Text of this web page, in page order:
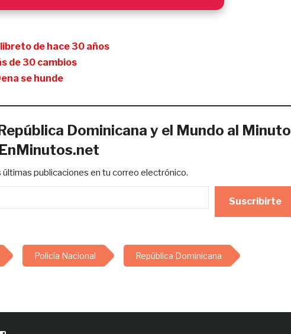
de hace 30 años
de 30 cambios
se hunde
Dominicana y el Mundo al Minuto
últimas publicaciones en tu correo electrónico.
Suscribirte
Policía Nacional República Dominicana